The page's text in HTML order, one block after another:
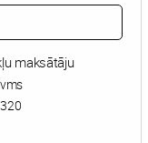
maksātāju